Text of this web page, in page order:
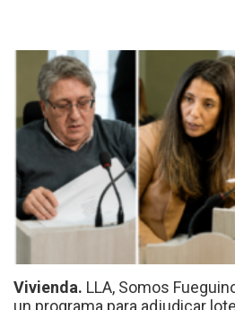
Vivienda. LLA, Somos
un programa para adjudicar